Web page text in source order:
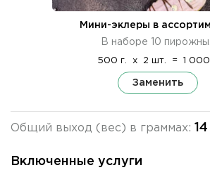
Мини-эклеры в
В наборе 10
500 г. x 2 шт. = 1 000
Заменить
Общий выход (вес) в граммах:
Включенные услуги